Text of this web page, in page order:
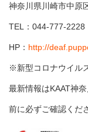
神奈川県川崎市中原
TEL：044-777-2228
HP： http://
※新型コロナウイル
最新情報はKAAT神
前に必ずご確認くだ